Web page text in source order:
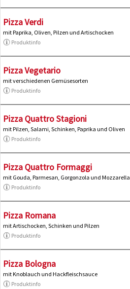
Pizza Verdi
mit Paprika, Oliven, Pilzen und Artischocken
Produktinfo
Pizza Vegetario
mit verschiedenen Gemüsesorten
Produktinfo
Pizza Quattro Stagioni
mit Pilzen, Salami, Schinken, Paprika und Oliven
Produktinfo
Pizza Quattro Formaggi
mit Gouda, Parmesan, Gorgonzola und Mozzarella
Produktinfo
Pizza Romana
mit Artischocken, Schinken und Pilzen
Produktinfo
Pizza Bologna
mit Knoblauch und Hackfleischsauce
Produktinfo